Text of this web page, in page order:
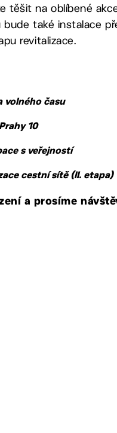
těšit na oblíbené
také instalace
revitalizace.
volného času
10
s veřejností
cestní sítě (II. etapa)
a prosíme